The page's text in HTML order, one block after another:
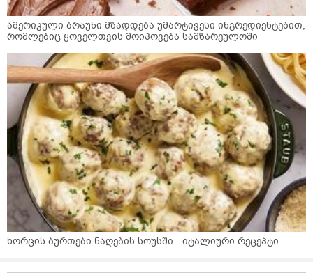
ამერიკული ბრაუნი მზადდება უმარტივესი ინგრედიენტებით,
რომლებიც ყოველთვის მოიპოვება სამზარეულოში
ხორცის ბურთები ნაღების სოუსში - იტალიური რეცეპტი